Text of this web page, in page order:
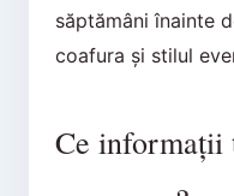
săptămâni înainte
coafura și stilul
Ce informații